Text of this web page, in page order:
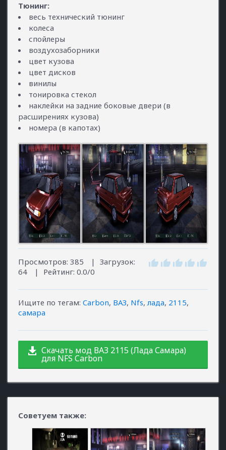
Тюнинг:
весь технический тюнинг
колеса
спойлеры
воздухозаборники
цвет кузова
цвет дисков
винилы
тонировка стекол
наклейки на задние боковые двери (в
расширениях кузова)
номера (в капотах)
Просмотров: 385 | Загрузок:
64
| Рейтинг: 0.0/0
Ищите по тегам: Carbon, ВАЗ, Nfs,лада, 2115,
самара
Скачать мод ВАЗ 2115 (Лада Самара)
для NFS Carbon
Советуем также: